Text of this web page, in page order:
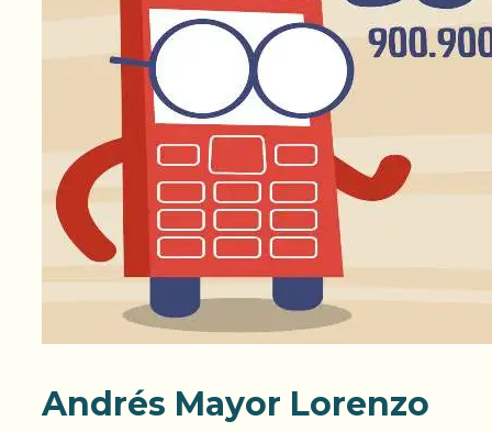
Andrés Mayor Lorenzo